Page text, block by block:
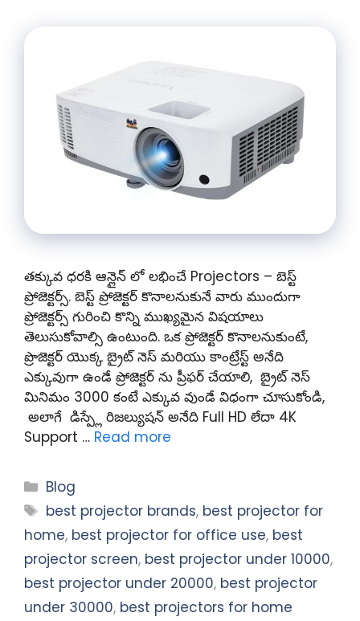
తక్కువ ధరకి ఆన్లైన్ లో లభించే Projectors – బెస్ట్
ప్రోజెక్టర్స్. బెస్ట్ ప్రోజెక్టర్ కొనాలనుకునే వారు ముందుగా
ప్రోజెక్టర్స్ గురించి కొన్ని ముఖ్యమైన విషయాలు
తెలుసుకోవాల్సి ఉంటుంది. ఒక ప్రోజెక్టర్ కొనాలనుకుంటే,
ప్రొజెక్టర్ యొక్క బ్రైట్ నెస్ మరియు కాంట్రేస్ట్ అనేది
ఎక్కువుగా ఉండే ప్రోజెక్టర్ ను ప్రీఫర్ చేయాలి, బ్రైట్ నెస్
మినిమం 3000 కంటే ఎక్కువ వుండే విధంగా చూసుకోండి,
అలాగే డిస్ప్లే రిజల్యుషన్ అనేది Full HD లేదా 4K
Support … Read more
Categories
Blog
Tags
best projector brands, best projector for
home, best projector for office use, best
projector screen, best projector under 10000,
best projector under 20000, best projector
under 30000, best projectors for home